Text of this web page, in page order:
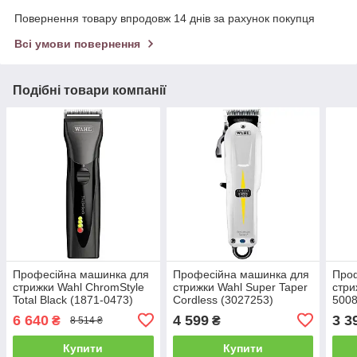
Повернення товару впродовж 14 днів за рахунок покупця
Всі умови повернення
Подібні товари компанії
Професійна машинка для
стрижки Wahl ChromStyle
Total Black (1871-0473)
6 640 ₴ 8 514 ₴
Купити
Професійна машинка для
стрижки Wahl Super Taper
Cordless (3027253)
4 599₴
Купити
3